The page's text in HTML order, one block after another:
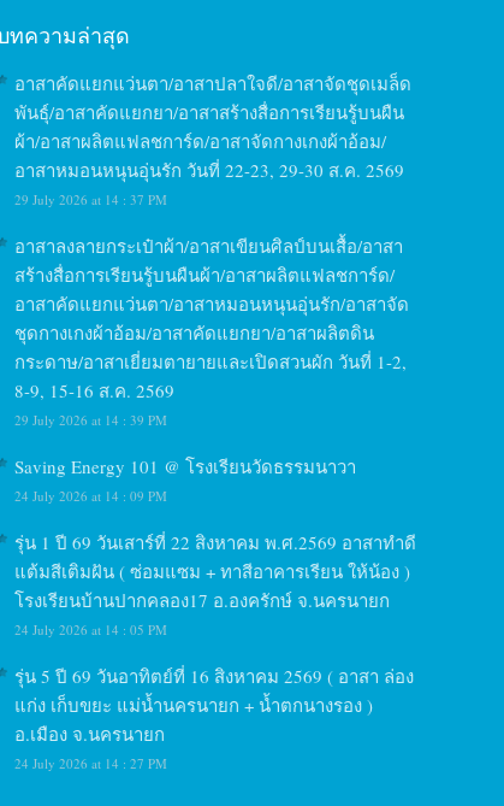
ทความล่าสุด
อาสาคัดแยกแว่นตา/อาสาปลาใจดี/อาสาจัดชุดเมล็ด
พันธุ์/อาสาคัดแยกยา/อาสาสร้างสื่อการเรียนรู้บนผืน
ผ้า/อาสาผลิตแฟลชการ์ด/อาสาจัดกางเกงผ้าอ้อม/
อาสาหมอนหนุนอุ่นรัก วันที่ 22-23, 29-30 ส.ค. 2569
29 July 2026 at 14 : 37 PM
อาสาลงลายกระเป๋าผ้า/อาสาเขียนศิลป์บนเสื้อ/อาสา
สร้างสื่อการเรียนรู้บนผืนผ้า/อาสาผลิตแฟลชการ์ด/
อาสาคัดแยกแว่นตา/อาสาหมอนหนุนอุ่นรัก/อาสาจัด
ชุดกางเกงผ้าอ้อม/อาสาคัดแยกยา/อาสาผลิตดิน
กระดาษ/อาสาเยี่ยมตายายและเปิดสวนผัก วันที่ 1-2,
8-9, 15-16 ส.ค. 2569
29 July 2026 at 14 : 39 PM
Saving Energy 101 @ โรงเรียนวัดธรรมนาวา
24 July 2026 at 14 : 09 PM
รุ่น 1 ปี 69 วันเสาร์ที่ 22 สิงหาคม พ.ศ.2569 อาสาทำดี
แต้มสีเติมฝัน ( ซ่อมแซม + ทาสีอาคารเรียน ให้น้อง )
โรงเรียนบ้านปากคลอง17 อ.องครักษ์ จ.นครนายก
24 July 2026 at 14 : 05 PM
รุ่น 5 ปี 69 วันอาทิตย์ที่ 16 สิงหาคม 2569 ( อาสา ล่อง
แก่ง เก็บขยะ แม่น้ำนครนายก + น้ำตกนางรอง )
อ.เมือง จ.นครนายก
24 July 2026 at 14 : 27 PM